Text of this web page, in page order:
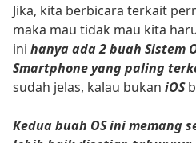
Jika, kita berbicara terkait
maka mau tidak mau kita
ini hanya ada 2 buah Sistem
Smartphone yang paling
sudah jelas, kalau bukan iOS
Kedua buah OS ini memang